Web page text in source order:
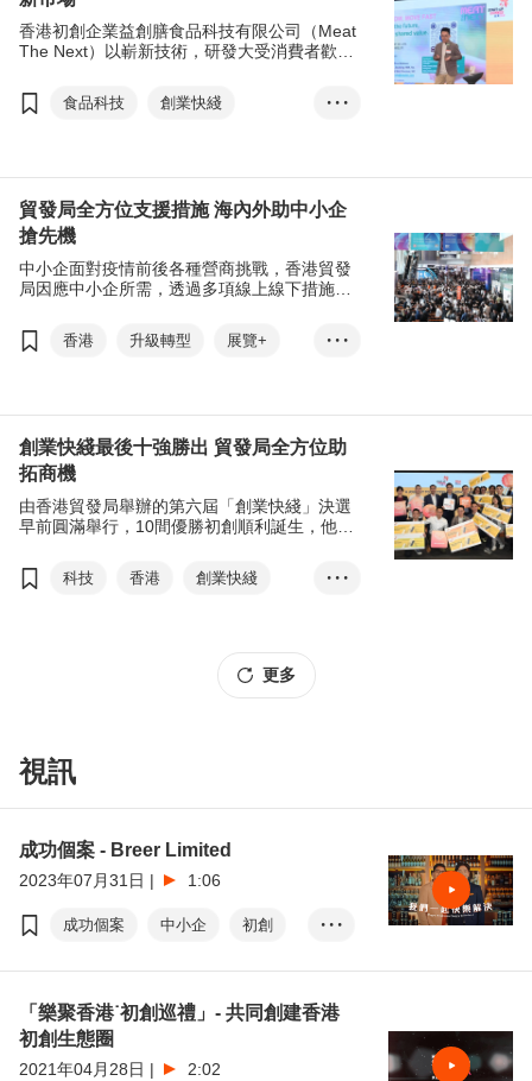
香港初創企業益創膳食品科技有限公司（Meat
The Next）以嶄新技術，研發大受消費者歡迎
該公司除了成為香港貿發局「創業快綫」十優
初創外，更於決選日獲現場觀眾以一人一票方
食品科技
創業快綫
我最喜愛的初創
• • •
貿發局全方位支援措施 海內外助中小企
搶先機
中小企面對疫情前後各種營商挑戰，香港貿發
局因應中小企所需，透過多項線上線下措施及
援中小企升級轉型，開拓新機遇。
香港 升級轉型
展覽+
香港•設計廊
創業快綫
亞洲知識產權營商論壇
一帶一路高峰論壇
• • •
創業快綫最後十強勝出 貿發局全方位助
拓商機
由香港貿發局舉辦的第六屆「創業快綫」決選
早前圓滿舉行，10間優勝初創順利誕生，他們
場、建人脈、增曝光及覓夥伴。
科技 香港
創業快綫
環境、社會、企業管治大獎
食物科技
• • •
更多
視訊
成功個案 - Breer Limited
2023年07月31日 | 1:06
成功個案 中小企
初創
• • •
「樂聚香港˙初創巡禮」- 共同創建香港
初創生態圈
2021年04月28日 | 2:02